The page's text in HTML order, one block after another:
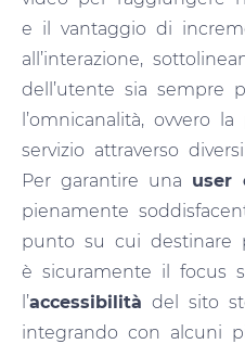
e il vantaggio di
all’interazione,
dell’utente sia sempre
l’omnicanalità, ovvero
servizio attraverso
Per garantire una user
pienamente
punto su cui destinare
è sicuramente il focus
l’accessibilità del sito
integrando con alcuni